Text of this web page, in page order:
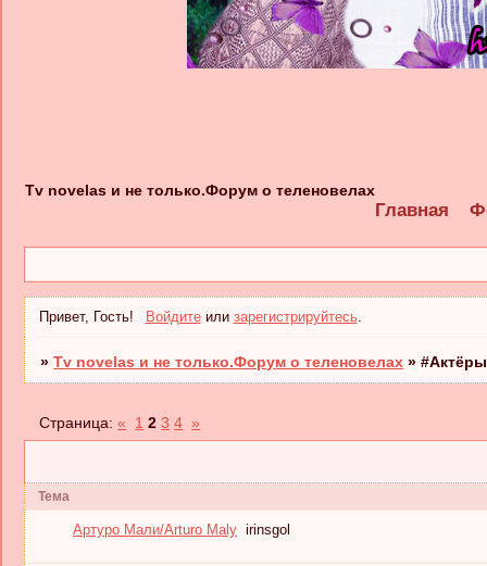
Tv novelas и не только.Форум о теленовелах
Главная
Привет, Гость! Войдитеили зарегистрируйтесь.
»Tv novelas и не только.Форум о теленовелах »
Страница:« 1 2 3 4 »
Тема
Артуро Мали/Arturo Maly irinsgol